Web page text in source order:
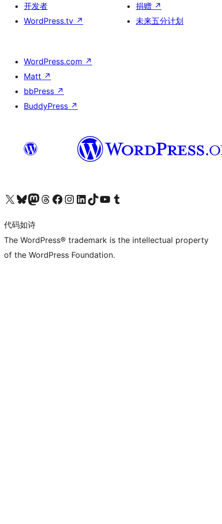
开发者
WordPress.tv ↗
捐赠 ↗
未来五分计划
WordPress.com ↗
Matt ↗
bbPress ↗
BuddyPress ↗
关注我们的 X（原 Twitter）账号访问我们的 Bluesky 账号关注我们的 Mastodon 账号访问我们的 Threads 账号 访问我们的 Facebook 公共主页关注我们的 Instagram 账号 关注我们的 LinkedIn 主页访问我们的 TikTok 账号访问我们的 YouTube 频道 访问我们的 Tumblr 账号
代码如诗
The WordPress® trademark is the intellectual property
of the WordPress Foundation.